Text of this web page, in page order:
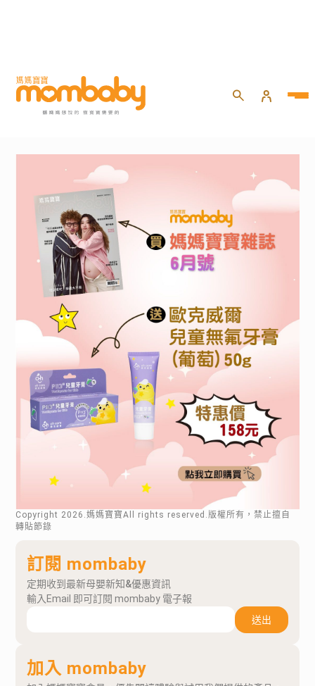
Copyright 2026 .媽媽寶寶All rights reserved.版權所有，禁止擅自
轉貼節錄
訂閱 mombaby
定期收到最新母嬰新知&優惠資訊
輸入Email 即可訂閱 mombaby 電子報
送出
加入 mombaby